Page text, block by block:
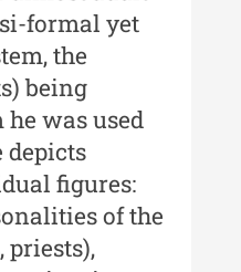
Etnografic al
și
Științei și
formal yet
the
being
was used
depicts
figures:
of the
priests),